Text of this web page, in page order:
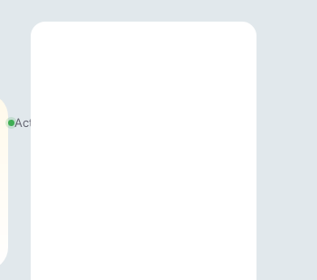
Actualizat: